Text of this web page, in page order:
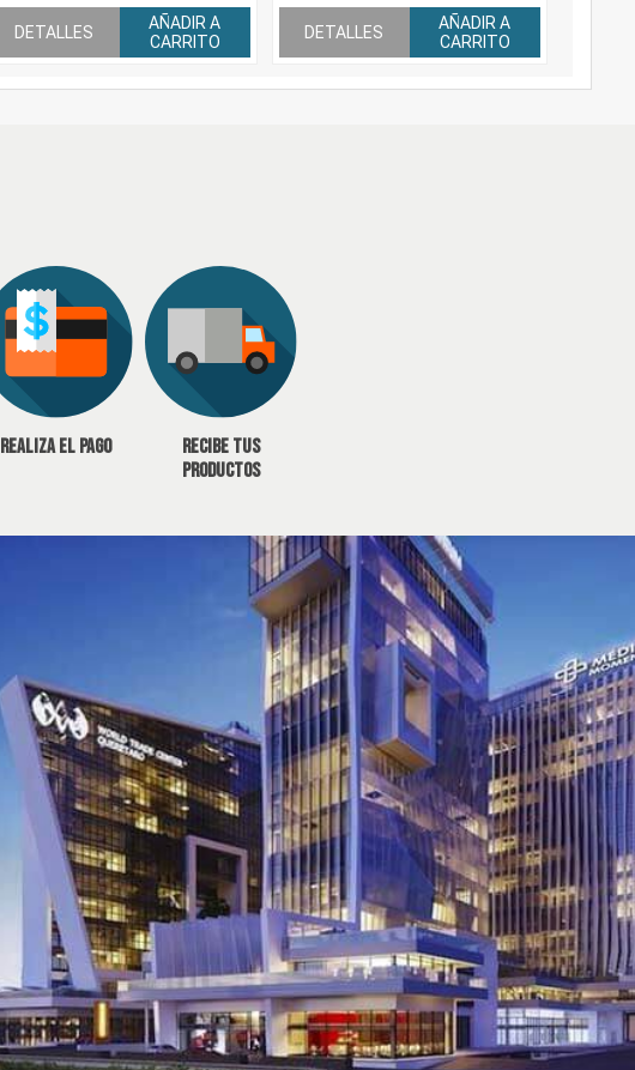
DETALLES
AÑADIR A
CARRITO
DETALLES
AÑADIR A
CARRITO
Realiza el pago
Recibe tus
productos